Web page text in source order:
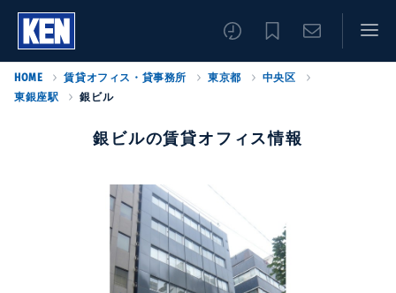
HOME 賃貸オフィス・貸事務所 東京都
中央区
東銀座駅
銀ビル
銀ビルの賃貸オフィス情報